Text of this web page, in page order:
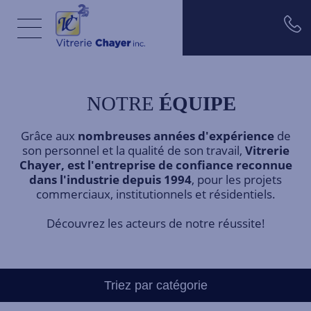
Aller au contenu principal
NOTRE ÉQUIPE
Grâce aux nombreuses années d'expériencede
son personnel et la qualité de son travail, Vitrerie
Chayer, est l'entreprise de confiance reconnue
dans l'industrie depuis 1994, pour les projets
commerciaux, institutionnels et résidentiels.
Découvrez les acteurs de notre réussite!
Triez par catégorie